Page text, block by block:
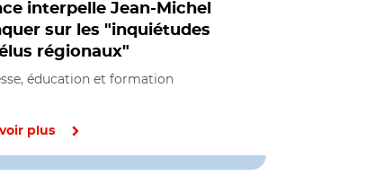
interpelle Jean-Michel
sur les "inquiétudes
régionaux"
éducation et formation
plus